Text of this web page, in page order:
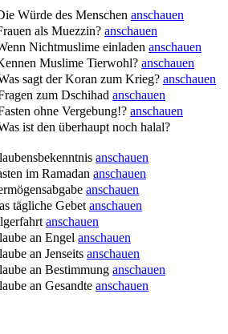
Würde des Menschen anschauen
als Muezzin? anschauen
Nichtmuslime einladen anschauen
Muslime Tierwohl? anschauen
sagt der Koran zum Krieg? anschauen
zum Dschihad anschauen
ohne Vergebung!? anschauen
ist den überhaupt noch halal?
anschauen
im Ramadan anschauen
anschauen
tägliche Gebet anschauen
anschauen
an Engel anschauen
an Jenseits anschauen
an Bestimmung anschauen
an Gesandte anschauen